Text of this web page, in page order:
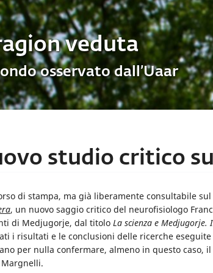
veduta
osservato dall’Uaar
studio critico
di stampa, ma già liberamente consultabile
, un nuovo saggio critico del neurofisiologo
di Medjugorje, dal titolo La scienza e
i risultati e le conclusioni delle ricerche
per nulla confermare, almeno in questo caso,